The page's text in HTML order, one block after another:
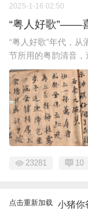
2025-1-16 02:50
“粤人好歌”——
“粤人好歌”年代，
节所用的粤韵清音，
23281 10
点击重新加载 小猪你